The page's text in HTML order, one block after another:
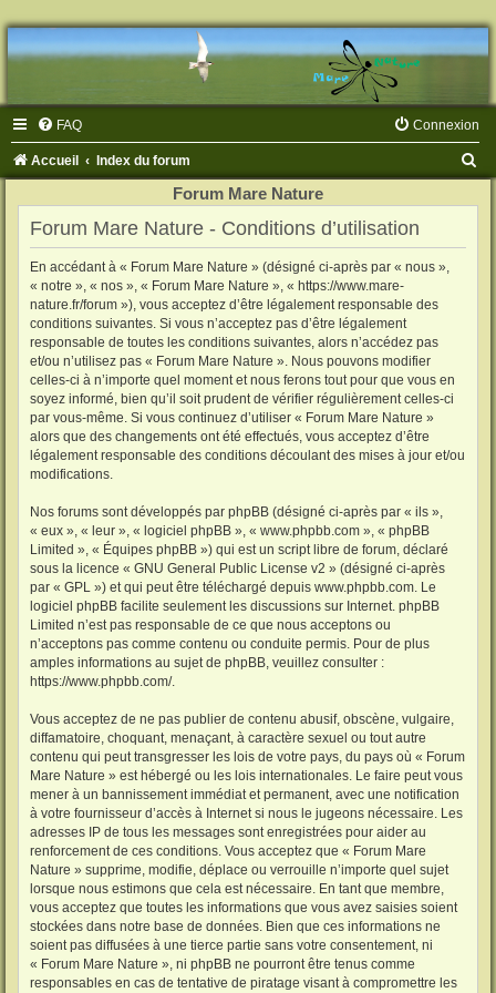
FAQ Connexion
Accueil Index du forum
Forum Mare Nature
Forum Mare Nature - Conditions d’utilisation
En accédant à « Forum Mare Nature » (désigné ci-après par « nous »,
« notre », « nos », « Forum Mare Nature », « https://www.mare-
nature.fr/forum »), vous acceptez d’être légalement responsable des
conditions suivantes. Si vous n’acceptez pas d’être légalement
responsable de toutes les conditions suivantes, alors n’accédez pas
et/ou n’utilisez pas « Forum Mare Nature ». Nous pouvons modifier
celles-ci à n’importe quel moment et nous ferons tout pour que vous en
soyez informé, bien qu’il soit prudent de vérifier régulièrement celles-ci
par vous-même. Si vous continuez d’utiliser « Forum Mare Nature »
alors que des changements ont été effectués, vous acceptez d’être
légalement responsable des conditions découlant des mises à jour et/ou
modifications.
Nos forums sont développés par phpBB (désigné ci-après par « ils »,
« eux », « leur », « logiciel phpBB », « www.phpbb.com », « phpBB
Limited », « Équipes phpBB ») qui est un script libre de forum, déclaré
sous la licence « GNU General Public License v2 » (désigné ci-après
par « GPL ») et qui peut être téléchargé depuis www.phpbb.com. Le
logiciel phpBB facilite seulement les discussions sur Internet. phpBB
Limited n’est pas responsable de ce que nous acceptons ou
n’acceptons pas comme contenu ou conduite permis. Pour de plus
amples informations au sujet de phpBB, veuillez consulter :
https://www.phpbb.com/.
Vous acceptez de ne pas publier de contenu abusif, obscène, vulgaire,
diffamatoire, choquant, menaçant, à caractère sexuel ou tout autre
contenu qui peut transgresser les lois de votre pays, du pays où « Forum
Mare Nature » est hébergé ou les lois internationales. Le faire peut vous
mener à un bannissement immédiat et permanent, avec une notification
à votre fournisseur d’accès à Internet si nous le jugeons nécessaire. Les
adresses IP de tous les messages sont enregistrées pour aider au
renforcement de ces conditions. Vous acceptez que « Forum Mare
Nature » supprime, modifie, déplace ou verrouille n’importe quel sujet
lorsque nous estimons que cela est nécessaire. En tant que membre,
vous acceptez que toutes les informations que vous avez saisies soient
stockées dans notre base de données. Bien que ces informations ne
soient pas diffusées à une tierce partie sans votre consentement, ni
« Forum Mare Nature », ni phpBB ne pourront être tenus comme
responsables en cas de tentative de piratage visant à compromettre les